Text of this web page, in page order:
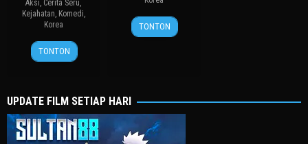
Aksi, Cerita Seru,
Kejahatan, Komedi,
Korea
24
Apr
허
명
TONTON
14
Mar
윤
종
TONTON
UPDATE FILM SETIAP HARI